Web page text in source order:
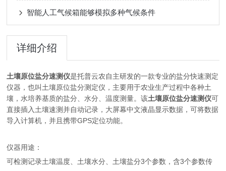
智能人工气候箱能够模拟多种气候条件
详细介绍
土壤原位盐分速测仪是托普云农自主研发的一款专业的盐分快速测定
仪器，也叫土壤原位盐分测定仪，主要用于农业生产过程中各种土
壤，水培养基质的盐分、水分、温度测量。该土壤原位盐分速测仪可
直接插入土壤速测并自动记录，大屏幕中文液晶显示数据，可将数据
导入计算机，并且携带GPS定位功能。
仪器用途：
可检测记录土壤温度、土壤水分、土壤盐分3个参数，含3个参数传